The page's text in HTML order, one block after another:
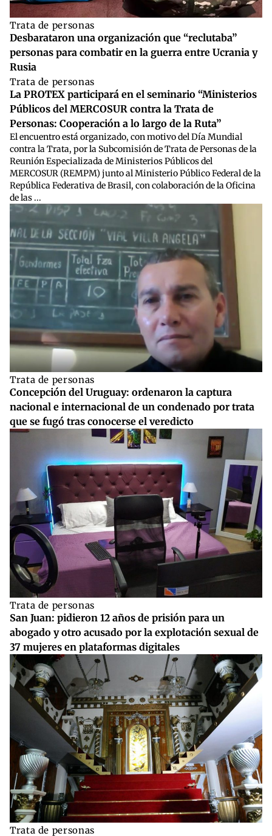
Trata de personas
Desbarataron una organización que “reclutaba”
personas para combatir en la guerra entre Ucrania y
Rusia
Trata de personas
La PROTEX participará en el seminario “Ministerios
Públicos del MERCOSUR contra la Trata de
Personas: Cooperación a lo largo de la Ruta”
El encuentro está organizado, con motivo del Día Mundial
contra la Trata, por la Subcomisión de Trata de Personas de la
Reunión Especializada de Ministerios Públicos del
MERCOSUR (REMPM) junto al Ministerio Público Federal de la
República Federativa de Brasil, con colaboración de la Oficina
de las ...
Trata de personas
Concepción del Uruguay: ordenaron la captura
nacional e internacional de un condenado por trata
que se fugó tras conocerse el veredicto
Trata de personas
San Juan: pidieron 12 años de prisión para un
abogado y otro acusado por la explotación sexual de
37 mujeres en plataformas digitales
Trata de personas